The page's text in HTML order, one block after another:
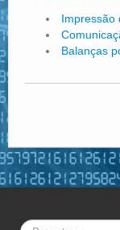
Impressão
Balanças